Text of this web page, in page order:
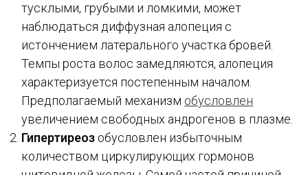
тусклыми, грубыми и ломкими, может
наблюдаться диффузная алопеция с
истончением латерального участка бровей.
Темпы роста волос замедляются, алопеция
характеризуется постепенным началом.
Предполагаемый механизм обусловлен
увеличением свободных андрогенов в плазме.
Гипертиреоз обусловлен избыточным
количеством циркулирующих гормонов